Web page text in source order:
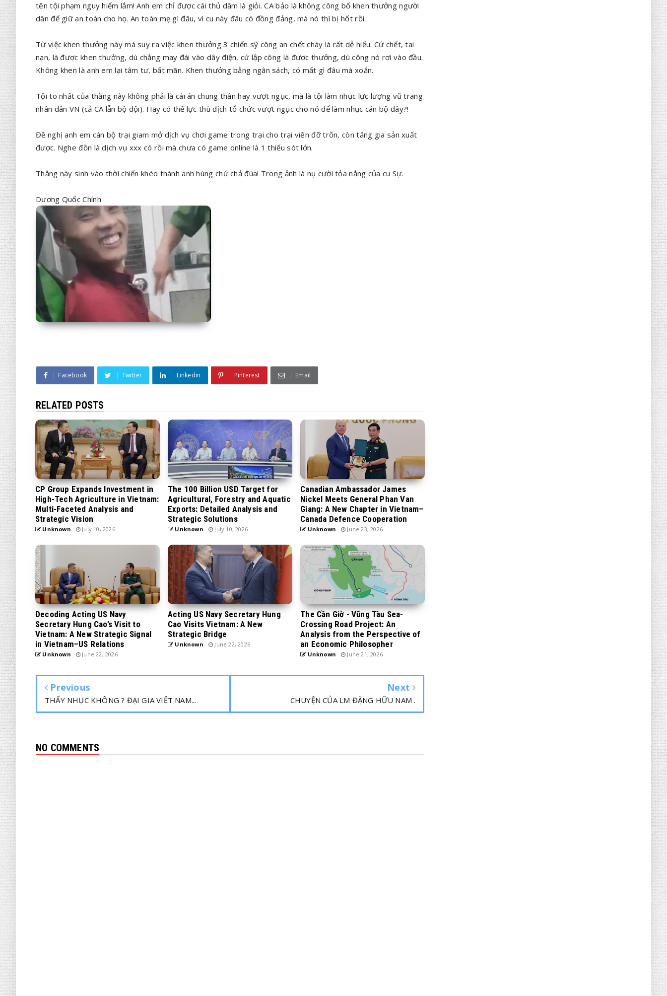
tên tội phạm nguy hiểm lắm! Anh em chỉ được cái thủ dâm là giỏi. CA bảo là không công bố khen thưởng người
dân để giữ an toàn cho họ. An toàn mẹ gì đâu, vì cu này đâu có đồng đảng, mà nó thì bị hốt rồi.
Từ việc khen thưởng này mà suy ra việc khen thưởng 3 chiến sỹ công an chết cháy là rất dễ hiểu. Cứ chết, tai
nạn, là được khen thưởng, dù chẳng may đái vào dây điện, cứ lập công là được thưởng, dù công nó rơi vào đầu.
Không khen là anh em lại tâm tư, bất mãn. Khen thưởng bằng ngân sách, có mất gì đâu mà xoắn.
Tội to nhất của thằng này không phải là cái án chung thân hay vượt ngục, mà là tội làm nhục lực lượng vũ trang
nhân dân VN (cả CA lẫn bộ đội). Hay có thế lực thù địch tổ chức vượt ngục cho nó để làm nhục cán bộ đây?!
Đề nghị anh em cán bộ trại giam mở dịch vụ chơi game trong trại cho trại viên đỡ trốn, còn tăng gia sản xuất
được. Nghe đồn là dịch vụ xxx có rồi mà chưa có game online là 1 thiếu sót lớn.
Thằng này sinh vào thời chiến khéo thành anh hùng chứ chả đùa! Trong ảnh là nụ cười tỏa nắng của cu Sự.
Dương Quốc Chính
Facebook Twitter Linkedin Pinterest Email
RELATED POSTS
CP Group Expands Investment in
High-Tech Agriculture in Vietnam:
Multi-Faceted Analysis and
Strategic Vision
Unknown July 10, 2026
The 100 Billion USD Target for
Agricultural, Forestry and Aquatic
Exports: Detailed Analysis and
Strategic Solutions
Unknown July 10, 2026
Canadian Ambassador James
Nickel Meets General Phan Van
Giang: A New Chapter in Vietnam–
Canada Defence Cooperation
Unknown June 23, 2026
Decoding Acting US Navy
Secretary Hung Cao’s Visit to
Vietnam: A New Strategic Signal
in Vietnam–US Relations
Unknown June 22, 2026
Acting US Navy Secretary Hung
Cao Visits Vietnam: A New
Strategic Bridge
Unknown June 22, 2026
The Cần Giờ - Vũng Tàu Sea-
Crossing Road Project: An
Analysis from the Perspective of
an Economic Philosopher
Unknown June 21, 2026
Previous
THẤY NHỤC KHÔNG ? ĐẠI GIA VIỆT NAM...
Next
CHUYỆN CỦA LM ĐẶNG HỮU NAM .
NO COMMENTS